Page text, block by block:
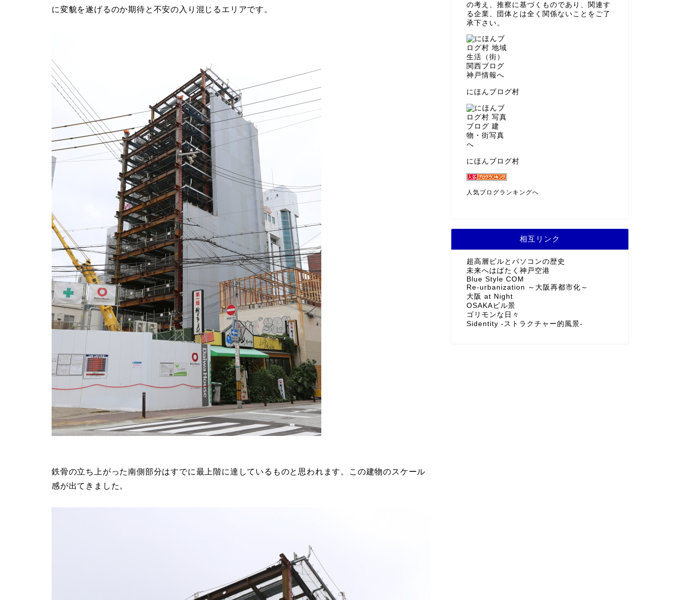
に変貌を遂げるのか期待と不安の入り混じるエリアです。
鉄骨の立ち上がった南側部分はすでに最上階に達しているものと思われます。この建物のスケール
感が出てきました。
の考え、推察に基づくものであり、関連す
る企業、団体とは全く関係ないことをご了
承下さい。
にほんブログ村
にほんブログ村
人気ブログランキングへ
相互リンク
超高層ビルとパソコンの歴史
未来へはばたく神戸空港
Blue Style COM
Re-urbanization ～大阪再都市化～
大阪 at Night
OSAKAビル景
ゴリモンな日々
Sidentity -ストラクチャー的風景-